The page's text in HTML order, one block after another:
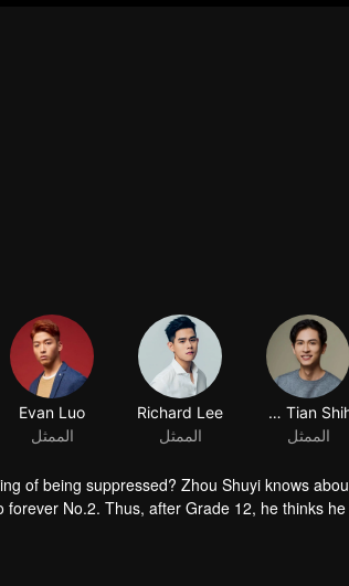
Chih Tian Shih
الممثل
Richard Lee
الممثل
Evan Luo
الممثل
of being suppressed? Zhou Shuyi knows
forever No.2. Thus, after Grade 12, he thinks
come in his way. At university, he meets
secretly-loved senior but also he almost